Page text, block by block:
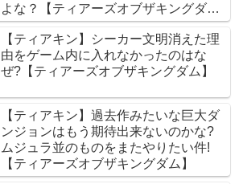
よな？【ティアーズオブザキングダ
ム】
【ティアキン】シーカー文明消えた理
由をゲーム内に入れなかったのはな
ぜ?【ティアーズオブザキングダム】
【ティアキン】過去作みたいな巨大ダ
ンジョンはもう期待出来ないのかな?
ムジュラ並のものをまたやりたい件!
【ティアーズオブザキングダム】